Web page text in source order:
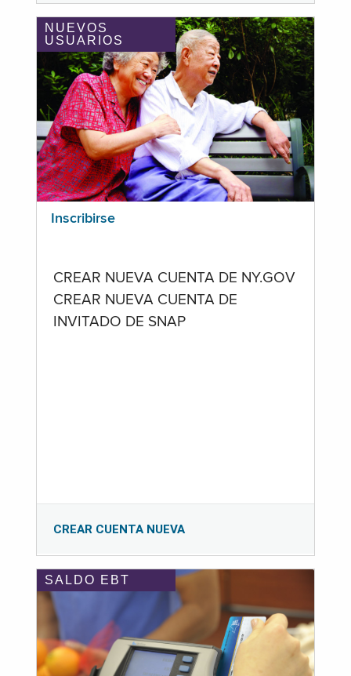
NUEVOS
USUARIOS
Inscribirse
CREAR NUEVA CUENTA DE NY.GOV
CREAR NUEVA CUENTA DE
INVITADO DE SNAP
CREAR CUENTA NUEVA
SALDO EBT